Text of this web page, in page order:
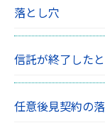
落とし穴
信託が終了した
任意後見契約の